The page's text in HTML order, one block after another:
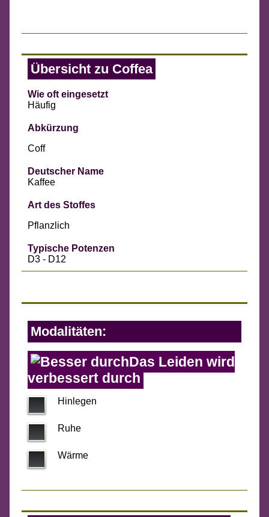
Übersicht zu Coffea
Wie oft eingesetzt
Häufig
Abkürzung
Coff
Deutscher Name
Kaffee
Art des Stoffes
Pflanzlich
Typische Potenzen
D3 - D12
Modalitäten:
Das Leiden wird
verbessert durch
Hinlegen
Ruhe
Wärme